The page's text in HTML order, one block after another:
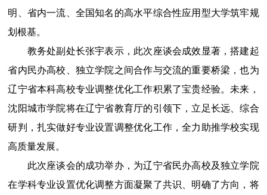
明、省内一流、全国知名的高水平综合性应用型大学筑牢规
划根基。
教务处副处长张宇表示，此次座谈会成效显著，搭建起
省内民办高校、独立学院之间合作与交流的重要桥梁，也为
辽宁省本科高校专业调整优化工作积累了宝贵经验。未来，
沈阳城市学院将在辽宁省教育厅的引领下，立足长远、综合
研判，扎实做好专业设置调整优化工作，全力助推学校实现
高质量发展。
此次座谈会的成功举办，为辽宁省民办高校及独立学院
在学科专业设置优化调整方面凝聚了共识、明确了方向，将